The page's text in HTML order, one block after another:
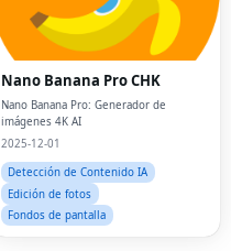
Nano Banana Pro CHK
Nano Banana Pro: Generador de
imágenes 4K AI
2025-12-01
Detección de Contenido IA
Edición de fotos
Fondos de pantalla